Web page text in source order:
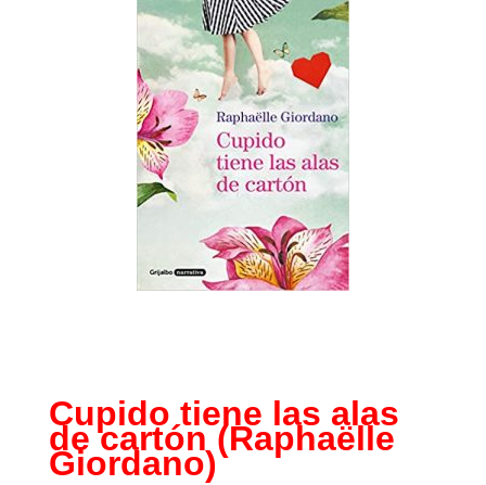
Cupido tiene las alas
de cartón (Raphaëlle
Giordano)